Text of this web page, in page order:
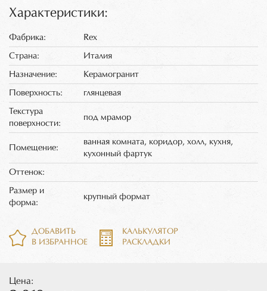
Характеристики:
Фабрика: Rex
Страна: Италия
Назначение: Керамогранит
Поверхность: глянцевая
Текстура
поверхности:
под мрамор
Помещение:
ванная комната, коридор, холл, кухня,
кухонный фартук
Оттенок:
Размер и
форма:
крупный формат
ДОБАВИТЬ
В ИЗБРАННОЕ
КАЛЬКУЛЯТОР
РАСКЛАДКИ
Цена: